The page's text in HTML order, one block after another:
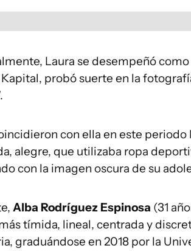
Laura se desempeñó
probó suerte en la
con ella en este
alegre, que utilizaba ropa
con la imagen oscura de su
Alba Rodríguez Espinosa (31
tímida, lineal, centrada y
graduándose en 2018 por la